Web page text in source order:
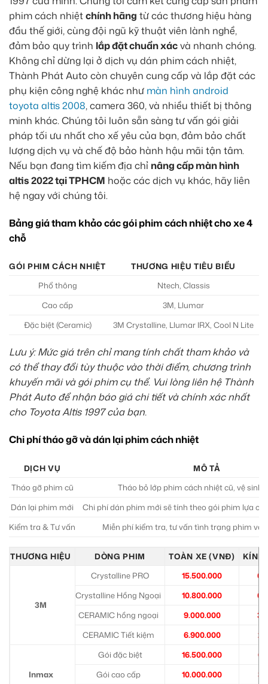
phim cách nhiệtchính hãng từ các thương hiệu hàng
đầu thế giới, cùng đội ngũ kỹ thuật viên lành nghề,
đảm bảo quy trình lắp đặt chuẩn xácvà nhanh chóng.
Không chỉ dừng lại ở dịch vụ dán phim cách nhiệt,
Thành Phát Auto còn chuyên cung cấp và lắp đặt các
phụ kiện công nghệ khác như màn hình android
toyota altis 2008, camera 360, và nhiều thiết bị thông
minh khác. Chúng tôi luôn sẵn sàng tư vấn gói giải
pháp tối ưu nhất cho xế yêu của bạn, đảm bảo chất
lượng dịch vụ và chế độ bảo hành hậu mãi tận tâm.
Nếu bạn đang tìm kiếm địa chỉ nâng cấp màn hình
altis 2022 tại TPHCM hoặc các dịch vụ khác, hãy liên
hệ ngay với chúng tôi.
Bảng giá tham khảo các gói phim cách nhiệt cho xe 4
chỗ
GÓI PHIM CÁCH NHIỆT THƯƠNG HIỆU TIÊU BIỂU
Phổ thông
Ntech, Classis
Cao cấp
3M, Llumar
Đặc biệt (Ceramic)
3M Crystalline, Llumar IRX, Cool N Lite
Lưu ý: Mức giá trên chỉ mang tính chất tham khảo và
có thể thay đổi tùy thuộc vào thời điểm, chương trình
khuyến mãi và gói phim cụ thể. Vui lòng liên hệ Thành
Phát Auto để nhận báo giá chi tiết và chính xác nhất
cho Toyota Altis 1997 của bạn.
Chi phí tháo gỡ và dán lại phim cách nhiệt
DỊCH VỤ
MÔ TẢ
Tháo gỡ phim cũ
Tháo bỏ lớp phim cách nhiệt cũ, vệ sinh
Dán lại phim mới
Chi phí dán phim mới sẽ tính theo gói phim lựa
Kiểm tra & Tư vấn
Miễn phí kiểm tra, tư vấn tình trạng phim và
THƯƠNG HIỆU DÒNG PHIM TOÀN XE (VNĐ) KÍNH
3M
Crystalline PRO 15.500.000
Crystalline Hồng Ngoại
10.800.000
CERAMIC hồng ngoại
9.000.000
CERAMIC Tiết kiệm
6.900.000
Inmax
Gói đặc biệt 16.500.000
Gói cao cấp
10.000.000